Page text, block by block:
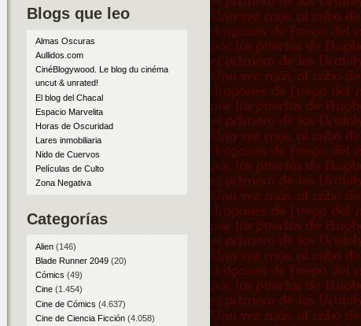
Blogs que leo
Almas Oscuras
Aullidos.com
CinéBlogywood. Le blog du cinéma
uncut & unrated!
El blog del Chacal
Espacio Marvelita
Horas de Oscuridad
Lares inmobiliaria
Nido de Cuervos
Películas de Culto
Zona Negativa
Categorías
Alien(146)
Blade Runner 2049(20)
Cómics (49)
Cine(1.454)
Cine de Cómics (4.637)
Cine de Ciencia Ficción(4.058)